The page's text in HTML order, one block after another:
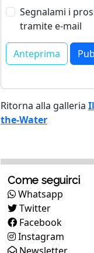
Segnalami i
tramite e-mail
Ritorna alla galleria
the-Water
Come seguirci
Whatsapp
Twitter
Facebook
Instagram